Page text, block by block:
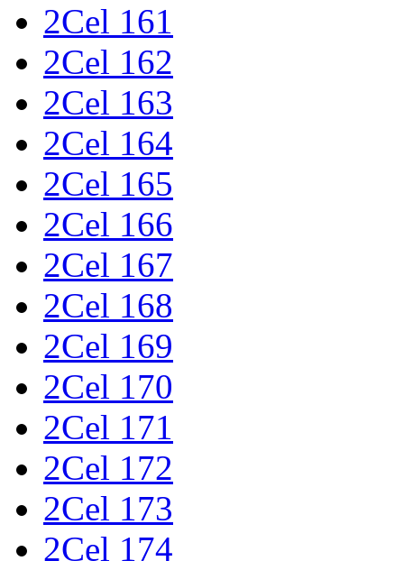
2Cel 161
2Cel 162
2Cel 163
2Cel 164
2Cel 165
2Cel 166
2Cel 167
2Cel 168
2Cel 169
2Cel 170
2Cel 171
2Cel 172
2Cel 173
2Cel 174